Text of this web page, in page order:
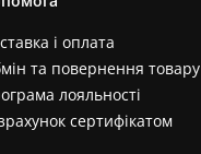
і оплата
та повернення товару
лояльності
сертифікатом